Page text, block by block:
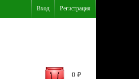
Вход Регистрация
0 ₽